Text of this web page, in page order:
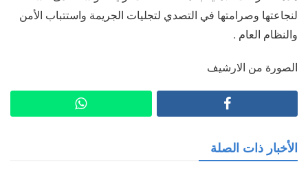
لنجاعتها وصرامتها في التصدي لتجليات الجريمة واستتباب الأمن
والنظام العام .
الصورة من الارشيف
الأخبار ذات الصلة